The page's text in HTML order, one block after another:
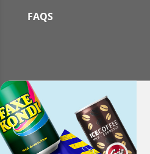
FAQS
Translate »
Powered by
Shopping cart0